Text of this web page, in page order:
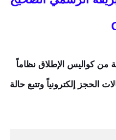
من كواليس الإطلاق نظاماً
الحجز إلكترونياً وتتبع حالة